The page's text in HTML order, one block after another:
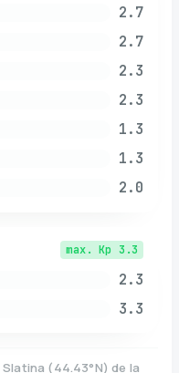
2.7
2.7
2.3
2.3
1.3
1.3
2.0
max. Kp 3.3
2.3
3.3
Slatina (44.43°N)de la